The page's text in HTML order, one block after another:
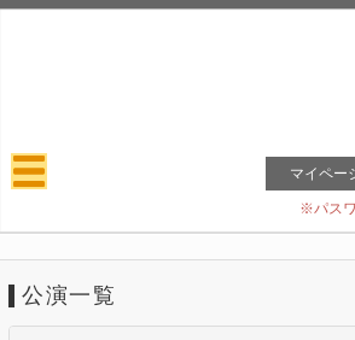
マイペー
※パス
公演一覧